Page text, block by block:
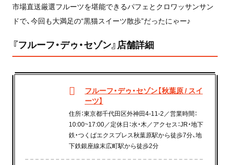
市場直送厳選フルーツを堪能できるパフェとクロワッサンサン
ドで、今回も大満足の“黒猫スイーツ散歩”だったにゃー♪
『フルーフ・デゥ・セゾン』店舗詳細
フルーフ・デゥ・セゾン【秋葉原 / スイ
ーツ】
住所：東京都千代田区外神田4-11-2／営業時間：
10:00~17:00／定休日：水・木／アクセス：JR・地下
鉄・つくばエクスプレス秋葉原駅から徒歩7分、地
下鉄銀座線末広町駅から徒歩2分